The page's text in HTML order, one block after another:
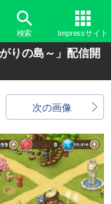
検索 Impressサイト
りの島～」配信開
次の画像